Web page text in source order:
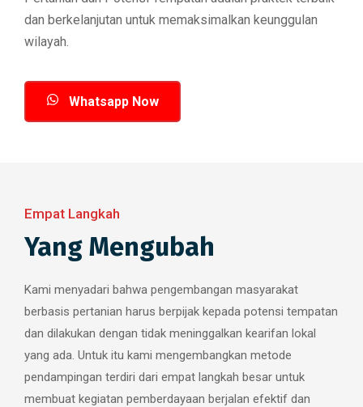
dan berkelanjutan untuk memaksimalkan keunggulan
wilayah.
Whatsapp Now
Empat Langkah
Yang Mengubah
Kami menyadari bahwa pengembangan masyarakat
berbasis pertanian harus berpijak kepada potensi tempatan
dan dilakukan dengan tidak meninggalkan kearifan lokal
yang ada. Untuk itu kami mengembangkan metode
pendampingan terdiri dari empat langkah besar untuk
membuat kegiatan pemberdayaan berjalan efektif dan